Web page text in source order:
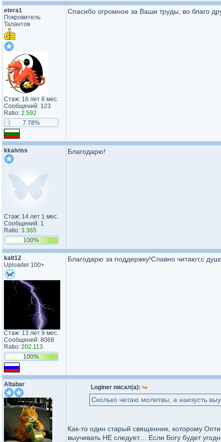
etera1
Покровитель
Талантов
Стаж: 16 лет 6 мес.
Сообщений: 123
Ratio: 2.592
7.78%
Спасибо огромное за Ваши труды, во благо
kkaiviss
Стаж: 14 лет 1 мес.
Сообщений: 1
Ratio: 3.365
100%
Благодарю!
kalt12
Uploader 100+
Стаж: 13 лет 9 мес.
Сообщений: 8068
Ratio: 202.113
100%
Благодарю за поддержку!Славно читают,с
Altabar Loginer писал(а):
Сколько читаю молитвы, а наизусть
Как-то один старый священник, которому
выучивать НЕ следует.... Если Богу будет